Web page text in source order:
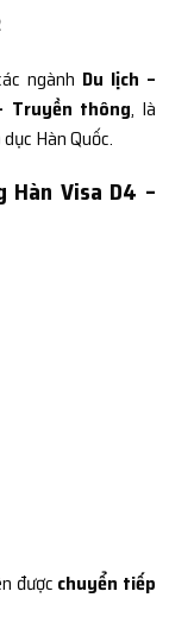
ngành Du lịch –
Truyền thông, là
Hàn Quốc.
Visa D4 –
được chuyển tiếp